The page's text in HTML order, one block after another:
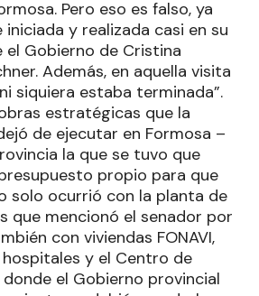
Pero eso es falso, ya
y realizada casi en su
Gobierno de Cristina
Además, en aquella visita
siquiera estaba terminada”.
estratégicas que la
de ejecutar en Formosa –
la que se tuvo que
propio para que
solo ocurrió con la planta de
que mencionó el senador por
con viviendas FONAVI,
y el Centro de
donde el Gobierno provincial